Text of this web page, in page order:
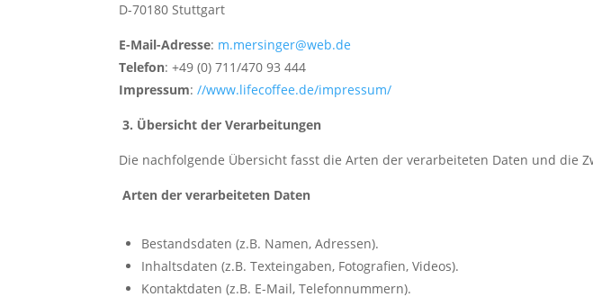
D-70180 Stuttgart
E-Mail-Adresse: m.mersinger@web.de
Telefon: +49 (0) 711/470 93 444
Impressum: //www.lifecoffee.de/impressum/
3. Übersicht der Verarbeitungen
Die nachfolgende Übersicht fasst die Arten der verarbeiteten Daten und die
Arten der verarbeiteten Daten
Bestandsdaten (z.B. Namen, Adressen).
Inhaltsdaten (z.B. Texteingaben, Fotografien, Videos).
Kontaktdaten (z.B. E-Mail, Telefonnummern).